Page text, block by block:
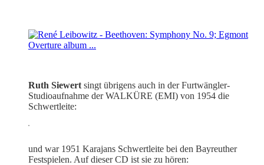
Ruth Siewert singt übrigens auch in der Furtwängler-
Studioaufnahme der WALKÜRE (EMI) von 1954 die
Schwertleite:
und war 1951 Karajans Schwertleite bei den Bayreuther
Festspielen. Auf dieser CD ist sie zu hören: